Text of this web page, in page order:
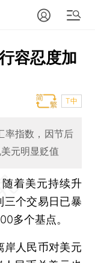
容忍度加
T中
率指数，因节后
元明显贬值
随着美元持续升
三个交易日已暴
多个基点。
人民币对美元